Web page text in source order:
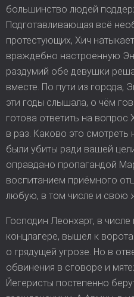
большинство людей
Подготавливающая всё
протестующих, Хич
враждебно настроенную
раздумий обе девушки
вместе. По пути из города,
эти годы слышала, о чём
готова ответить на вопрос
в раз. Каково это смотреть
были убиты ради вашей
оправдано пропагандой
воспитанием приёмного
любую, в том числе и свою
Господин Леонхарт, в
концлагере, вышел к
о грядущей угрозе. Но в
обвинения в сговоре и
Йегеристы постепенно